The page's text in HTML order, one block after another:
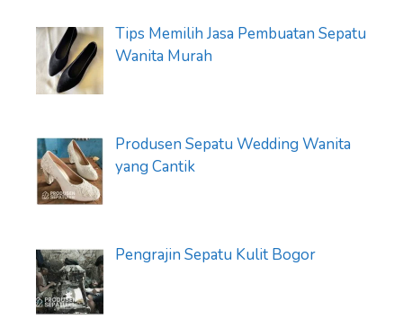
Tips Memilih Jasa Pembuatan Sepatu
Wanita Murah
Produsen Sepatu Wedding Wanita
yang Cantik
Pengrajin Sepatu Kulit Bogor